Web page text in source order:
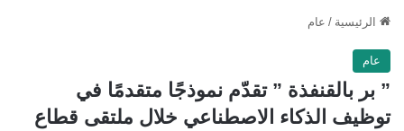
الرئيسية / عام
عام
” بر بالقنفذة ” تقدّم نموذجًا متقدمًا في
توظيف الذكاء الاصطناعي خلال ملتقى قطاع